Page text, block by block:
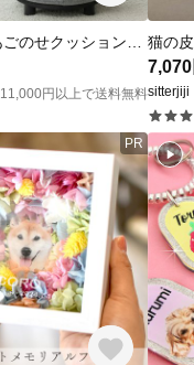
11,000円以上で送料無料
猫の
7,070
sitterjiji
PR